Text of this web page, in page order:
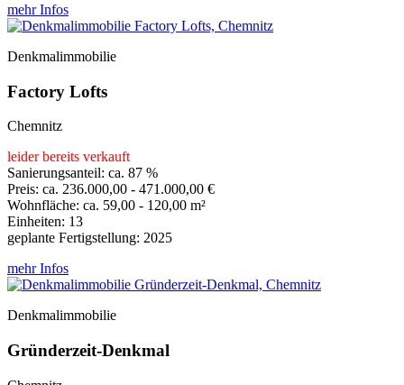
mehr Infos
Denkmalimmobilie
Factory Lofts
Chemnitz
leider bereits verkauft
Sanierungsanteil: ca. 87 %
Preis: ca. 236.000,00 - 471.000,00 €
Wohnfläche: ca. 59,00 - 120,00 m²
Einheiten: 13
geplante Fertigstellung: 2025
mehr Infos
Denkmalimmobilie
Gründerzeit-Denkmal